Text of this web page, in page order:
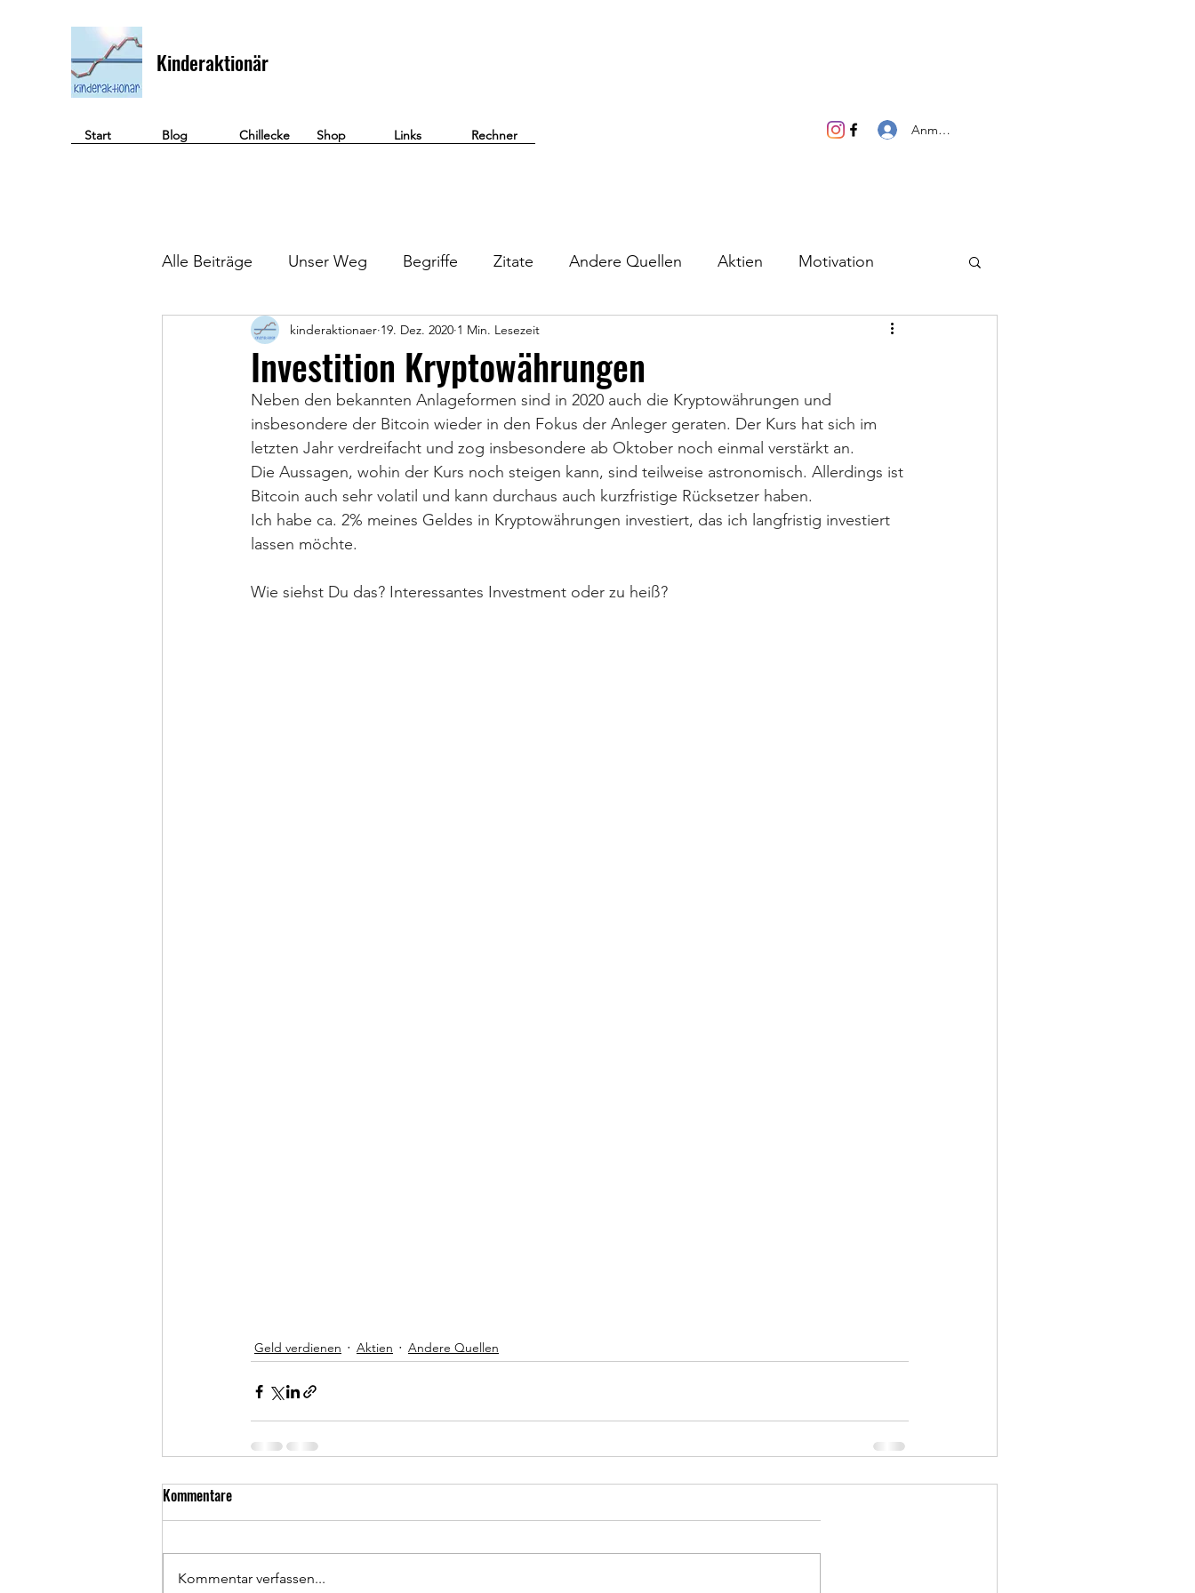
Kinderaktionär
Start Blog Chillecke Shop Links Rechner Anmelden
Alle Beiträge Unser Weg Begriffe Zitate Andere Quellen Aktien Motivation
Geld verdienen
Investition Kryptowährungen
kinderaktionaer 19. Dez. 2020 1 Min. Lesezeit
Neben den bekannten Anlageformen sind in 2020 auch die Kryptowährungen und
insbesondere der Bitcoin wieder in den Fokus der Anleger geraten. Der Kurs hat sich im
letzten Jahr verdreifacht und zog insbesondere ab Oktober noch einmal verstärkt an. ⁣
Die Aussagen, wohin der Kurs noch steigen kann, sind teilweise astronomisch. Allerdings ist
Bitcoin auch sehr volatil und kann durchaus auch kurzfristige Rücksetzer haben. ⁣
Ich habe ca. 2% meines Geldes in Kryptowährungen investiert, das ich langfristig investiert
lassen möchte. ⁣
Wie siehst Du das? Interessantes Investment oder zu heiß? ⁣
Geld verdienen Aktien Andere Quellen
Kommentare
Kommentar verfassen...